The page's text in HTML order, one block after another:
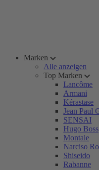
Marken
Alle anzeigen
Top Marken
Lancôme
Armani
Kérastase
Jean Paul
SENSAI
Hugo Boss
Montale
Narciso
Shiseido
Rabanne